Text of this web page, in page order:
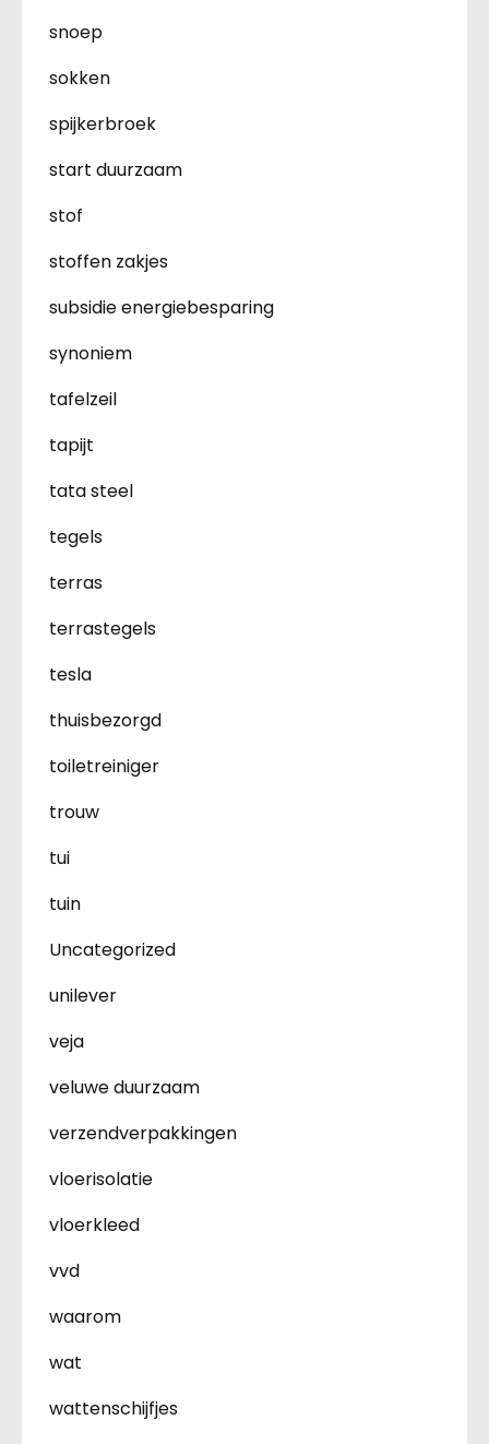
snoep
sokken
spijkerbroek
start duurzaam
stof
stoffen zakjes
subsidie energiebesparing
synoniem
tafelzeil
tapijt
tata steel
tegels
terras
terrastegels
tesla
thuisbezorgd
toiletreiniger
trouw
tui
tuin
Uncategorized
unilever
veja
veluwe duurzaam
verzendverpakkingen
vloerisolatie
vloerkleed
vvd
waarom
wat
wattenschijfjes